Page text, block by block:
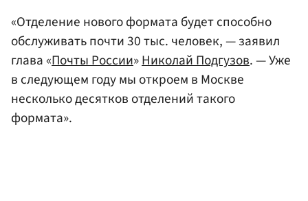
«Отделение нового формата будет способно
обслуживать почти 30 тыс. человек, — заявил
глава «Почты России»Николай Подгузов. — Уже
в следующем году мы откроем в Москве
несколько десятков отделений такого
формата».